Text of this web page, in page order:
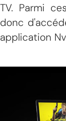
TV. Parmi
donc
application